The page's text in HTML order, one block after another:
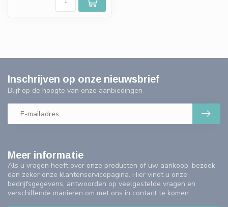
Meer informatie
Als u vragen heeft over onze producten of uw aankoop, bezoek
dan zeker onze klantenservicepagina. Hier vindt u onze
bedrijfsgegevens, antwoorden op veelgestelde vragen en
verschillende manieren om met ons in contact te komen.
Inschrijven op onze nieuwsbrief
Blijf op de hoogte van onze aanbiedingen